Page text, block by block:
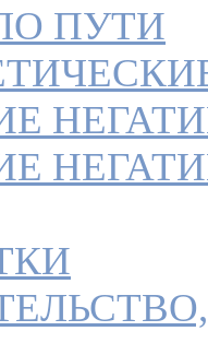
ПУТИ